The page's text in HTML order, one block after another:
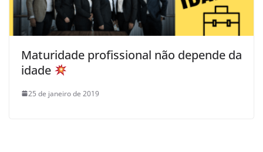
Maturidade profissional não depende da
idade
25 de janeiro de 2019